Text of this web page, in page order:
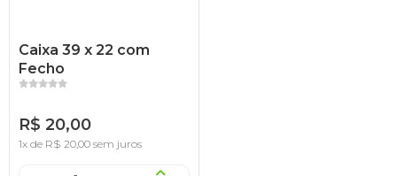
Caixa 39 x 22 com
Fecho
R$ 20,00
1x de R$ 20,00 sem juros